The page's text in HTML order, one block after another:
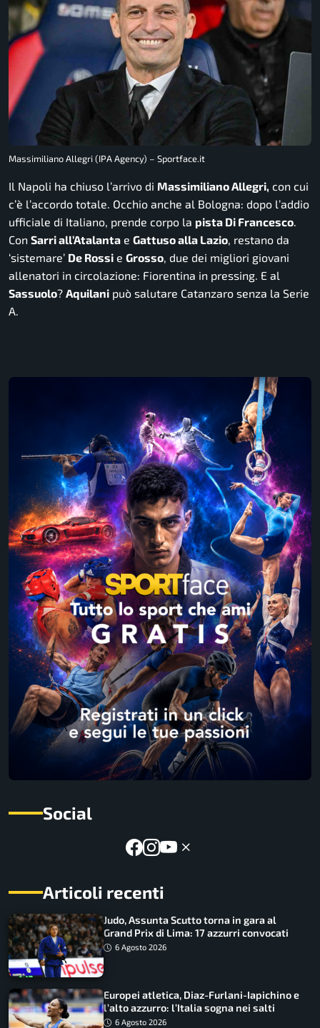
Massimiliano Allegri (IPA Agency) – Sportface.it
Il Napoli ha chiuso l’arrivo di Massimiliano Allegri, con cui
c’è l’accordo totale. Occhio anche al Bologna: dopo l’addio
ufficiale di Italiano, prende corpo la pista Di Francesco.
Con Sarri all’Atalanta e Gattuso alla Lazio, restano da
‘sistemare’ De Rossi e Grosso, due dei migliori giovani
allenatori in circolazione: Fiorentina in pressing. E al
Sassuolo? Aquilani può salutare Catanzaro senza la Serie
A.
Social
Articoli recenti
Judo, Assunta Scutto torna in gara al
Grand Prix di Lima: 17 azzurri convocati
6 Agosto 2026
Europei atletica, Diaz-Furlani-Iapichino e
l’alto azzurro: l’Italia sogna nei salti
6 Agosto 2026